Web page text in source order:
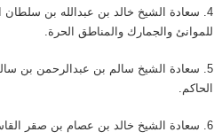
4. سعادة الشيخ خالد بن عبدالله بن
للموانئ والجمارك والمناطق الحرة.
5. سعادة الشيخ سالم بن عبدالرحمن بن
الحاكم.
6. سعادة الشيخ خالد بن عصام بن صقر